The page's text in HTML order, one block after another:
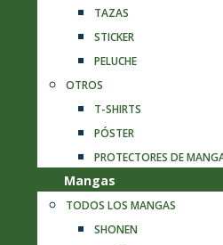
TAZAS
STICKER
PELUCHE
OTROS
T-SHIRTS
PÓSTER
PROTECTORES DE
Mangas
TODOS LOS MANGAS
SHONEN